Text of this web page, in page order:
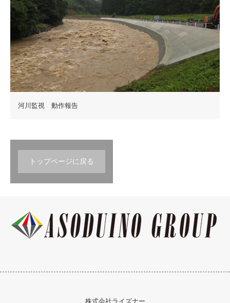
河川監視 動作報告
トップページに戻る
株式会社ライズナー